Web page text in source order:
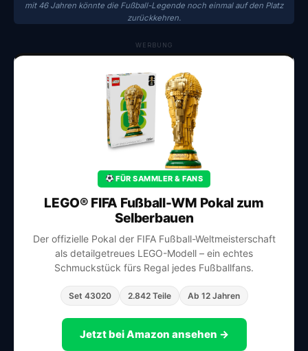
mit 46 Jahren könnte die Fußball-Legende noch einmal auf den Platz
zurückkehren.
WERBUNG
FÜR SAMMLER & FANS
LEGO® FIFA Fußball-WM Pokal zum
Selberbauen
Der offizielle Pokal der FIFA Fußball-Weltmeisterschaft
als detailgetreues LEGO-Modell – ein echtes
Schmuckstück fürs Regal jedes Fußballfans.
Set 43020 2.842 Teile Ab 12 Jahren
Jetzt bei Amazon ansehen →